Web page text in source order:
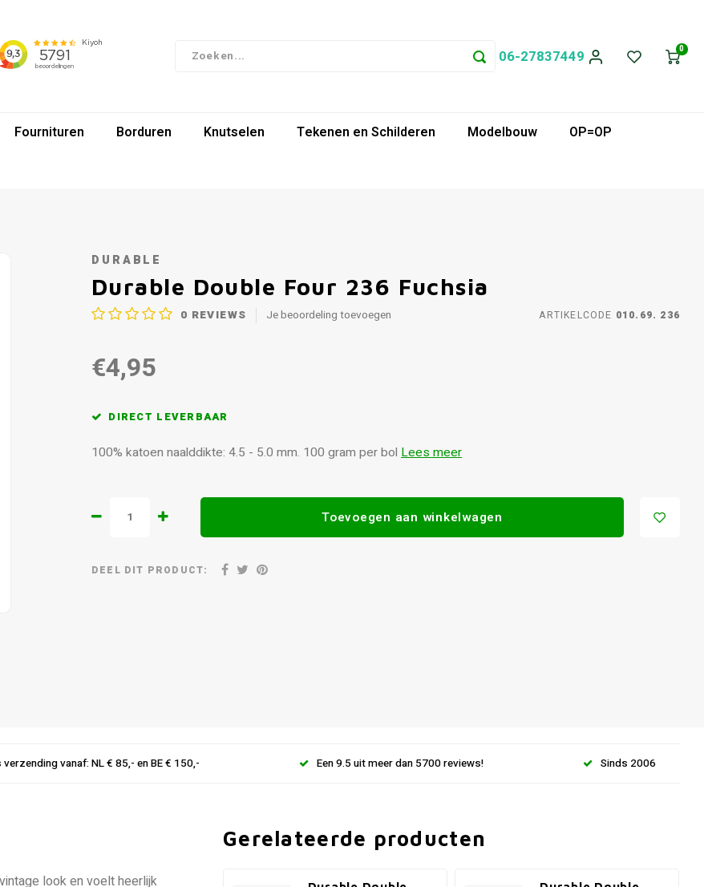
06-27837449 0
Fournituren Borduren Knutselen Tekenen en Schilderen Modelbouw
OP=OP
DURABLE
Durable Double Four 236 Fuchsia
0 REVIEWS Je beoordeling toevoegen ARTIKELCODE 010.69. 236
€4,95
DIRECT LEVERBAAR
100% katoen naalddikte: 4.5 - 5.0 mm. 100 gram per bol Lees meer
Toevoegen aan winkelwagen
DEEL DIT PRODUCT:
vanaf: NL € 85,- en BE € 150,- Een 9.5 uit meer dan 5700 reviews! Sinds 2006
look en voelt heerlijk
Gerelateerde producten